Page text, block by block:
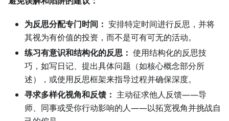
为反思分配专门时间： 安排特定时间进行反思，并将
其视为有价值的投资，而不是可有可无的活动。
练习有意识和结构化的反思： 使用结构化的反思技
巧，如写日记、提出具体问题（如核心概念部分所
述），或使用反思框架来指导过程并确保深度。
寻求多样化视角和反馈： 主动征求他人反馈——导
师、同事或受你行动影响的人——以拓宽视角并挑战自